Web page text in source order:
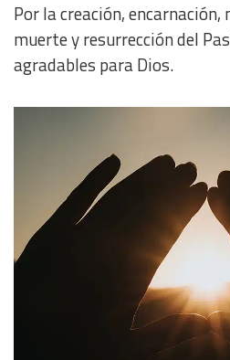
Por la creación,
muerte y resurrección del
agradables para Dios.